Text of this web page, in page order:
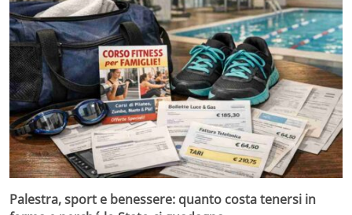
Palestra, sport e benessere: quanto costa tenersi in